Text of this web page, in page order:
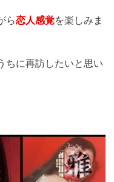
ら恋人感覚を楽しみま
ちに再訪したいと思い